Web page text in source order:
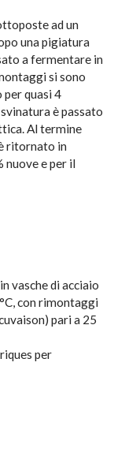
ad un
una pigiatura
a fermentare in
si sono
quasi 4
è passato
Al termine
ritornato in
nuove e per il
vasche di acciaio
con rimontaggi
pari a 25
per